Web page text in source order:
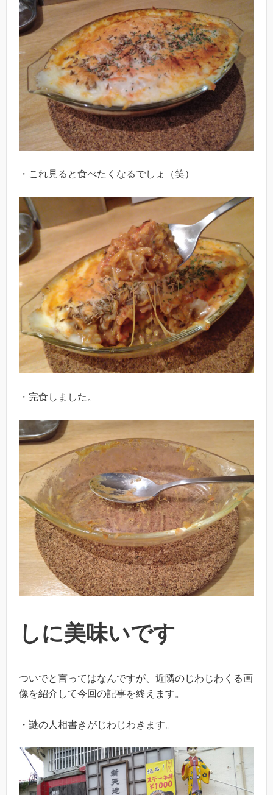
・これ見ると食べたくなるでしょ（笑）
・完食しました。
しに美味いです
ついでと言ってはなんですが、近隣のじわじわくる画
像を紹介して今回の記事を終えます。
・謎の人相書きがじわじわきます。